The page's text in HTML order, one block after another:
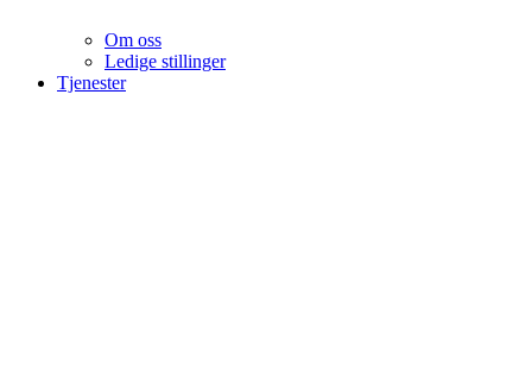
Om oss
Ledige stillinger
Tjenester